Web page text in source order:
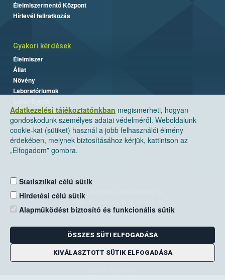
Adatkezelési tájékoztatónkban megismerheti, hogyan
gondoskodunk személyes adatai védelméről. Weboldalunk
cookie-kat (sütiket) használ a jobb felhasználói élmény
érdekében, melynek biztosításához kérjük, kattintson az
„Elfogadom” gombra.
Statisztikai célú sütik
Hirdetési célú sütik
Alapműködést biztosító és funkcionális sütik
ÖSSZES SÜTI ELFOGADÁSA
KIVÁLASZTOTT SÜTIK ELFOGADÁSA
Élelmiszermentő Központ
Hírlevél feliratkozás
Gyakori kérdések
Élelmiszer
Állat
Növény
Laboratóriumok
Nemzeti Élelmiszerlánc-biztonsági Hivatal
Levelezési cím: 1525 Budapest. Pf. 30.
E-mail:ugyfelszolgalat@nebih.gov.hu
Zöld szám: 06-80/263-244
Telefon: 06-1/ 336-9000